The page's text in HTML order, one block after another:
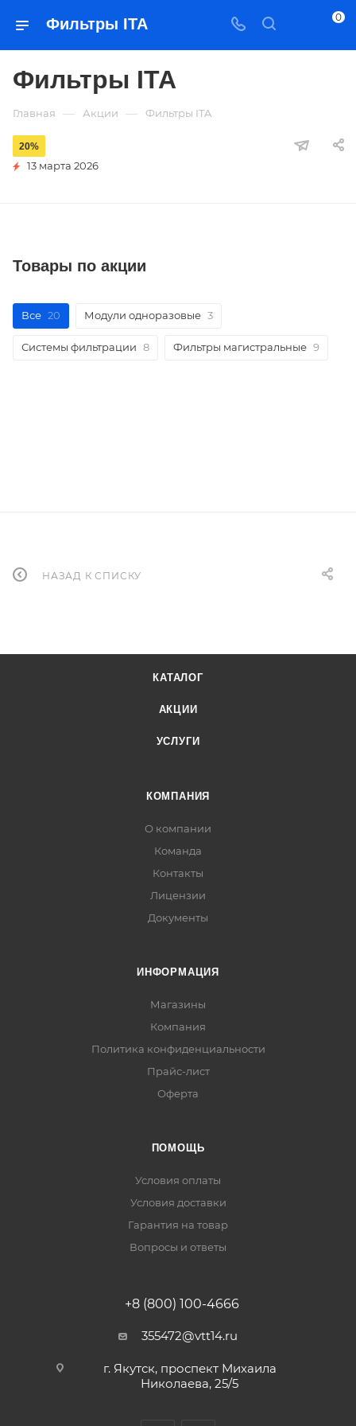
Фильтры ITA 0
Фильтры ITA
Главная — Акции — Фильтры ITA
20%
13 марта 2026
Товары по акции
Все 20 Модули одноразовые 3
Системы фильтрации 8 Фильтры магистральные 9
НАЗАД К СПИСКУ
КАТАЛОГ
АКЦИИ
УСЛУГИ
КОМПАНИЯ
О компании
Команда
Контакты
Лицензии
Документы
ИНФОРМАЦИЯ
Магазины
Компания
Политика конфиденциальности
Прайс-лист
Оферта
ПОМОЩЬ
Условия оплаты
Условия доставки
Гарантия на товар
Вопросы и ответы
+8 (800) 100-4666
355472@vtt14.ru
г. Якутск, проспект Михаила
Николаева, 25/5